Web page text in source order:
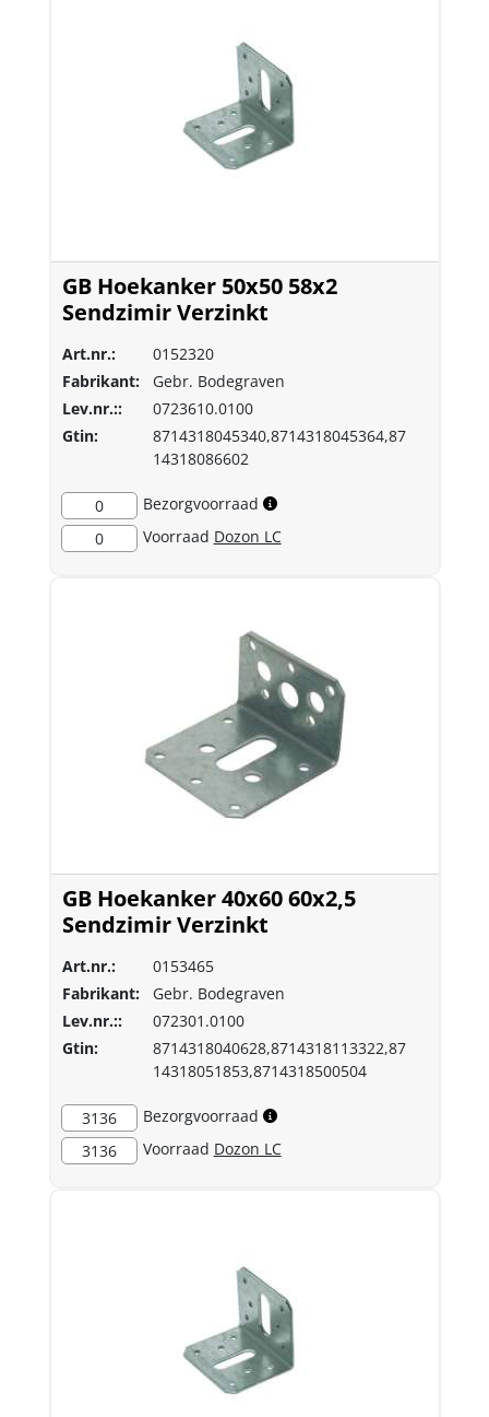
GB Hoekanker 50x50 58x2
Sendzimir Verzinkt
Art.nr.:
0152320
Fabrikant:
Gebr. Bodegraven
Lev.nr.::
0723610.0100
Gtin:
8714318045340,8714318045364,87
14318086602
0
Bezorgvoorraad
0
Voorraad Dozon LC
GB Hoekanker 40x60 60x2,5
Sendzimir Verzinkt
Art.nr.:
0153465
Fabrikant:
Gebr. Bodegraven
Lev.nr.::
072301.0100
Gtin:
8714318040628,8714318113322,87
14318051853,8714318500504
3136
Bezorgvoorraad
3136
Voorraad Dozon LC